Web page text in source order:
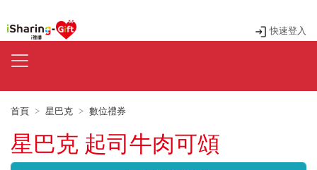
快速登入
首頁 星巴克 數位禮券
星巴克 起司牛肉可頌